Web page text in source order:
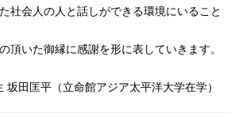
社会人の人と話しができる環境にいること
頂いた御縁に感謝を形に表していきます。
田匡平（立命館アジア太平洋大学在学）